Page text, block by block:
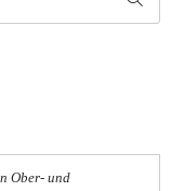
Ober- und